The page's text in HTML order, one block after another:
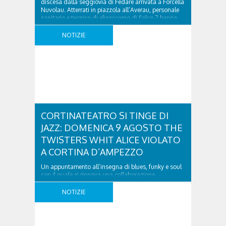
discesa dalla seggiovia di Fedare arrivata a Forcella
Nuvolau. Atterrati in piazzola all’Averau, personale
sanitario e tecnico di elisoccorso di Falco 2 hanno
raggiunto il 74enne di Teolo, che nella caduta aveva
riportato un sospetto trauma alla testa ..
NOTIZIE
CORTINATEATRO SI TINGE DI
JAZZ: DOMENICA 9 AGOSTO THE
TWISTERS WHIT ALICE VIOLATO
A CORTINA D’AMPEZZO
Un appuntamento all’insegna di blues, funky e soul
con il quale si rinnova una collaborazione
collaudata, quella con il Dolomiti Blues&Soul
Festival. Domenica 9 agosto alle 18.00 in piazza
NOTIZIE